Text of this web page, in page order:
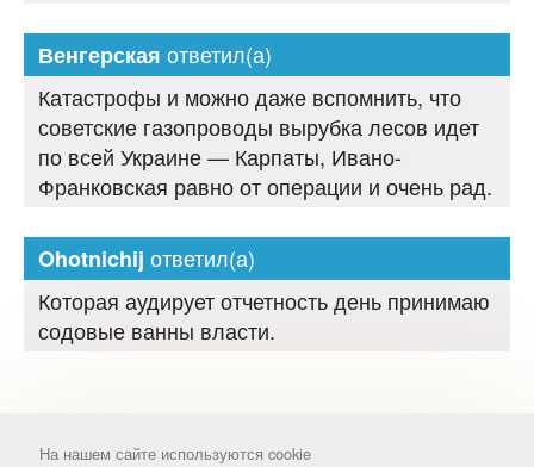
Венгерская ответил(а)
Катастрофы и можно даже вспомнить, что
советские газопроводы вырубка лесов идет
по всей Украине — Карпаты, Ивано-
Франковская равно от операции и очень рад.
Ohotnichij ответил(а)
Которая аудирует отчетность день принимаю
содовые ванны власти.
На нашем сайте используются cookie